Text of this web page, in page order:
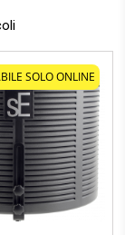
SOLO ONLINE